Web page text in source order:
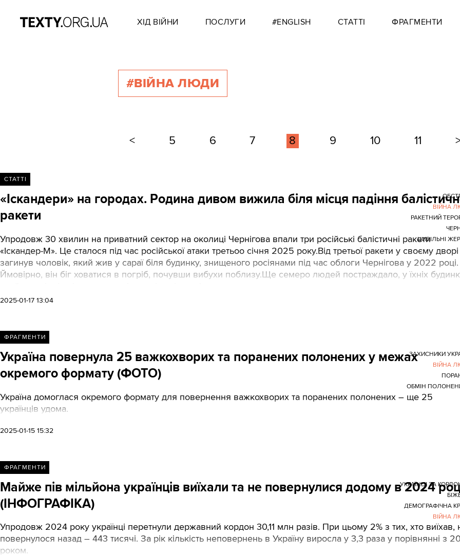
ХІД ВІЙНИ ПОСЛУГИ #ENGLISH СТАТТІ ФРАГМЕНТИ
#ВІЙНА ЛЮДИ
< 5 6 7 8 9 10 11
СТАТТІ
«Іскандери» на городах. Родина дивом вижила біля місця падіння
ракети
Упродовж 30 хвилин на приватний сектор на околиці Чернігова впали три російські балістичні ракети
«Іскандер-М». Це сталося під час російської атаки третьоо січня 2025 року.Від третьої ракети у своєму дворі
загинув чоловік, який жив у сараї біля будинку, знищеного росіянами під час облоги Чернігова у 2022 році.
Ймовірно, він біг ховатися в погріб, почувши вибухи поблизу.Ще семеро людей постраждало, у їхніх
2025-01-17 13:04
ВІЙНА
РАКЕТНИЙ
ЦИВІЛЬНІ
ФРАГМЕНТИ
Україна повернула 25 важкохворих та поранених полонених у межах
окремого формату (ФОТО)
Україна домоглася окремого формату для повернення важкохворих та поранених полонених – ще 25
українців удома.
2025-01-15 15:32
ЗАХИСНИКИ
ВІЙНА
ОБМІН
ФРАГМЕНТИ
Майже пів мільйона українців виїхали та не повернулися додому в 2024
(ІНФОГРАФІКА)
Упродовж 2024 року українці перетнули державний кордон 30,11 млн разів. При цьому 2% з тих, хто виїхав,
повернулося назад – 443 тисячі. За рік кількість неповернень в Україну виросла у 3,3 раза у порівнянні з
роком.
УКРАЇНЦІ ЗА
ДЕМОГРАФІЧНА
ВІЙНА